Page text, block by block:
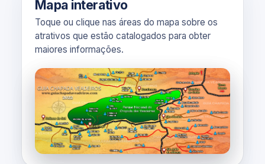
Mapa interativo
Toque ou clique nas áreas do mapa sobre os
atrativos que estão catalogados para obter
maiores informações.